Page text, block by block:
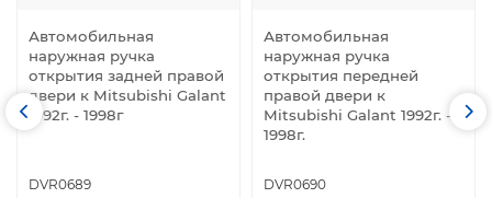
Автомобильная
наружная ручка
открытия задней правой
двери к Mitsubishi Galant
1992г. - 1998г
DVR0689
Автомобильная
наружная ручка
открытия передней
правой двери к
Mitsubishi Galant 1992г. -
1998г.
DVR0690